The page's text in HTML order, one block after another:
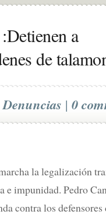
a
de
Denuncias | 0
la legalización
e impunidad. Pedro
contra los